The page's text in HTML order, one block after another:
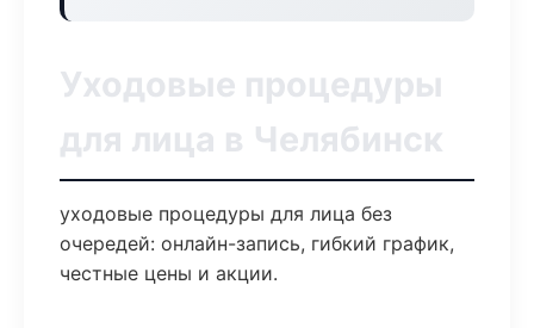
Уходовые процедуры
для лица в Челябинск
уходовые процедуры для лица без
очередей: онлайн-запись, гибкий график,
честные цены и акции.